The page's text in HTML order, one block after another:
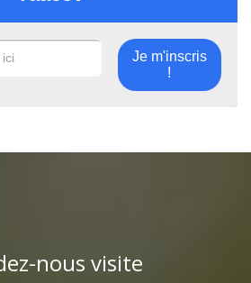
Je m'inscris
!
nous visite